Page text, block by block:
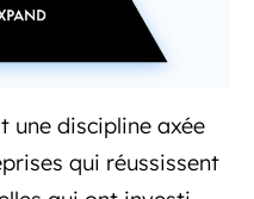
une discipline axée
qui réussissent